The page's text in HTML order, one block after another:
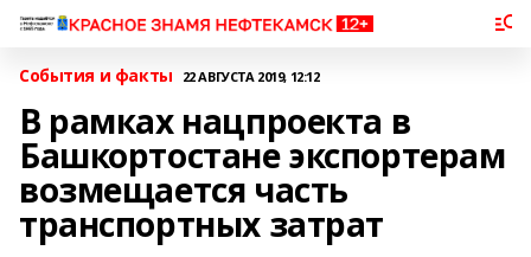
События и факты 22 АВГУСТА 2019, 12:12
В рамках нацпроекта в
Башкортостане экспортерам
возмещается часть
транспортных затрат